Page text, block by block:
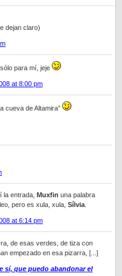
dejan claro)
para mí, jeje
at 8:00 pm
cueva de Altamira”
la entrada, Muxfin una palabra
pero es xula, xula, Sílvia
at 6:14 pm
de esas verdes, de tiza con
empezado en esa pizarra, [...]
sí, que puedo abandonar el